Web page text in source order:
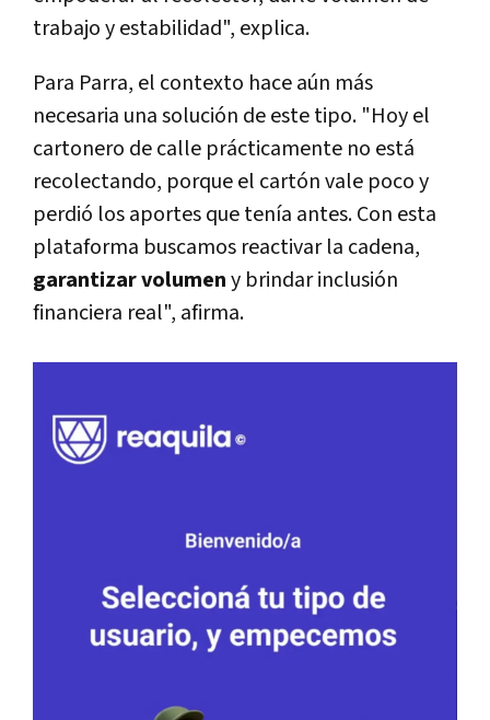
trabajo y estabilidad", explica.
Para Parra, el contexto hace aún más
necesaria una solución de este tipo. "Hoy el
cartonero de calle prácticamente no está
recolectando, porque el cartón vale poco y
perdió los aportes que tenía antes. Con esta
plataforma buscamos reactivar la cadena,
garantizar volumeny brindar inclusión
financiera real", afirma.